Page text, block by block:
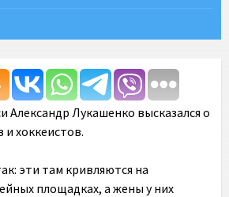
Александр Лукашенко высказался о
хоккеистов.
эти там кривляются на
площадках, а жены у них